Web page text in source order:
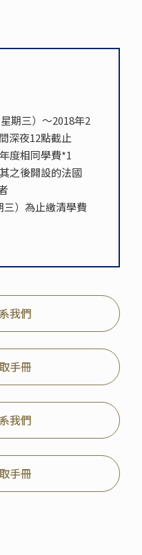
期三）～2018年2
深夜12點截止
度相同學費*1
之後開設的法國
三）為止繳清學費
我們
手冊
我們
手冊